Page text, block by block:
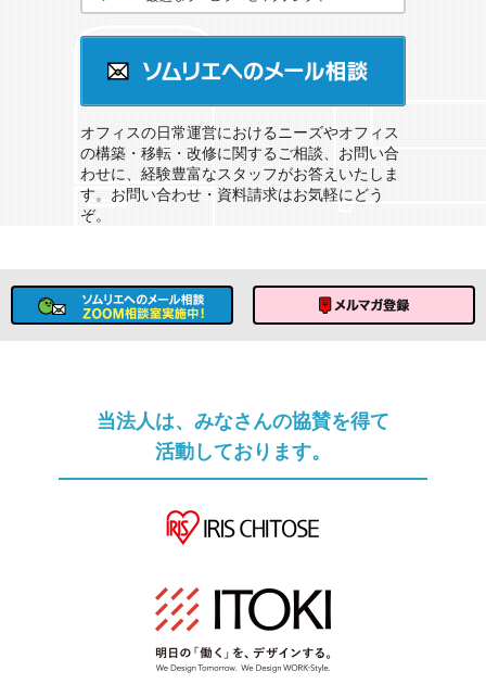
オフィスの日常運営におけるニーズやオフィス
の構築・移転・改修に関するご相談、お問い合
わせに、経験豊富なスタッフがお答えいたしま
す。お問い合わせ・資料請求はお気軽にどう
ぞ。
当法人は、みなさんの協賛を得て
活動しております。